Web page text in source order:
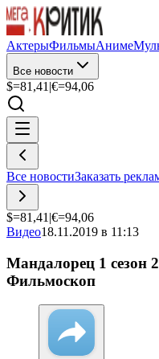
АктерыФильмыАниме
Все новости
$=81,41 |€=94,06
Все новостиЗаказать
$=81,41 |€=94,06
Видео18.11.2019 в 11:13
Мандалорец 1 сезон
Фильмоскоп